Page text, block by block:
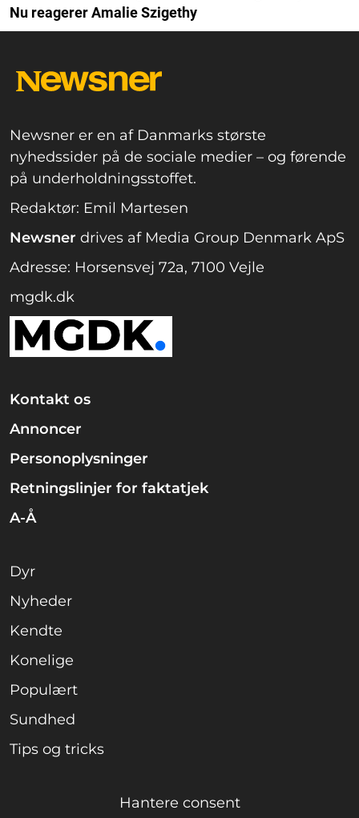
Nu reagerer Amalie Szigethy
Newsner er en af Danmarks største
nyhedssider på de sociale medier – og førende
på underholdningsstoffet.
Redaktør: Emil Martesen
Newsner drives af Media Group Denmark ApS
Adresse: Horsensvej 72a, 7100 Vejle
mgdk.dk
Kontakt os
Annoncer
Personoplysninger
Retningslinjer for faktatjek
A-Å
Dyr
Nyheder
Kendte
Konelige
Populært
Sundhed
Tips og tricks
Hantere consent